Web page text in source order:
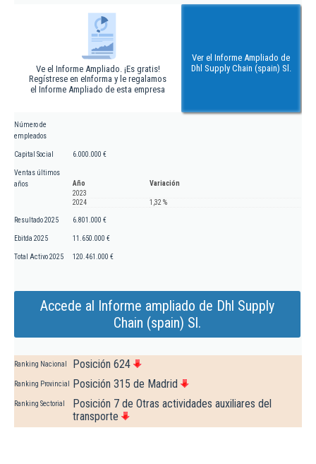
Ve el Informe Ampliado. ¡Es gratis!
Regístrese en eInforma y le regalamos
el Informe Ampliado de esta empresa
Ver el Informe Ampliado de
Dhl Supply Chain (spain) Sl.
Número de
empleados
Capital Social 6.000.000 €
Ventas últimos
años
Año
Variación
2023
2024
1,32 %
Resultado 2025 6.801.000 €
Ebitda 2025 11.650.000 €
Total Activo 2025 120.461.000 €
Accede al Informe ampliado de Dhl Supply
Chain (spain) Sl.
Ranking Nacional Posición 624
Ranking Provincial Posición 315 de Madrid
Ranking Sectorial
Posición 7 de Otras actividades auxiliares del
transporte